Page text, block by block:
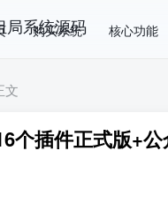
购买系统 核心功能
文
个插件正式版+